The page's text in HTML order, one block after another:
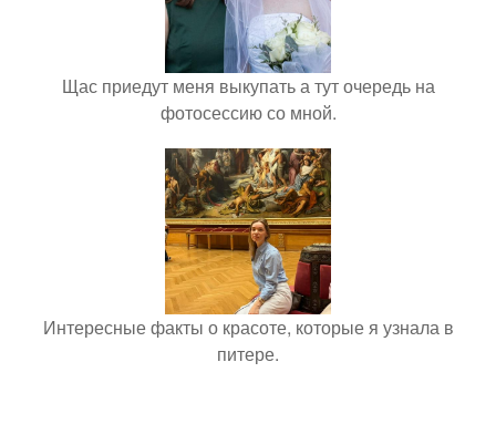
Щас приедут меня выкупать а тут очередь на
фотосессию со мной.
Интересные факты о красоте, которые я узнала в
питере.